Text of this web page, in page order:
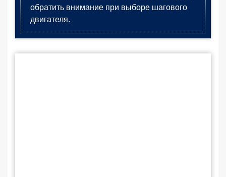
обратить внимание при выборе шагового
двигателя.